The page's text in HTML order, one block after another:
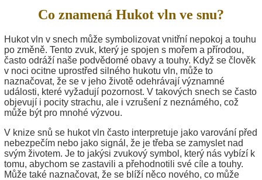
Co znamená Hukot vln ve snu?
Hukot vln v snech může symbolizovat vnitřní nepokoj a touhu
po změně. Tento zvuk, který je spojen s mořem a přírodou,
často odráží naše podvědomé obavy a touhy. Když se člověk
v noci ocitne uprostřed silného hukotu vln, může to
naznačovat, že se v jeho životě odehrávají významné
události, které vyžadují pozornost. V takových snech se často
objevují i pocity strachu, ale i vzrušení z neznámého, což
může být pro mnohé výzvou.
V knize snů se hukot vln často interpretuje jako varování před
nebezpečím nebo jako signál, že je třeba se zamyslet nad
svým životem. Je to jakýsi zvukový symbol, který nás vybízí k
tomu, abychom se zastavili a přehodnotili své cíle a touhy.
Může také naznačovat, že se blíží něco nového, co může